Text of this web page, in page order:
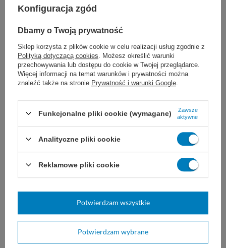
chirurgia sercowo-naczyniowa
neurochirurgia
chirurgia okulistyczna
Dobór nici JOST zależy od ogólnego stanu
pacjenta, wielkości uszkodzonej tkanki i rany,
a także od wybranej techniki i doświadczenia
chirurga. Nie są znane żadne
przeciwwskazania do stosowania szwów
JOST Polypropilen.
Przechowywać w maksymalnej temperaturze
25°C, z dala od bezpośredniego światła
Konfiguracja zgód
Dbamy o Twoją prywatność
Sklep korzysta z plików cookie w celu realizacji usług zgodnie z
Polityką dotyczącą cookies . Możesz określić warunki
przechowywania lub dostępu do cookie w Twojej przeglądarce.
Więcej informacji na temat warunków i prywatności można
znaleźć także na stronie Prywatność i warunki Google
Funkcjonalne pliki cookie (wymagane)
Zawsze
aktywne
Analityczne pliki cookie
Reklamowe pliki cookie
Potwierdzam wybrane
Potwierdzam wszystkie